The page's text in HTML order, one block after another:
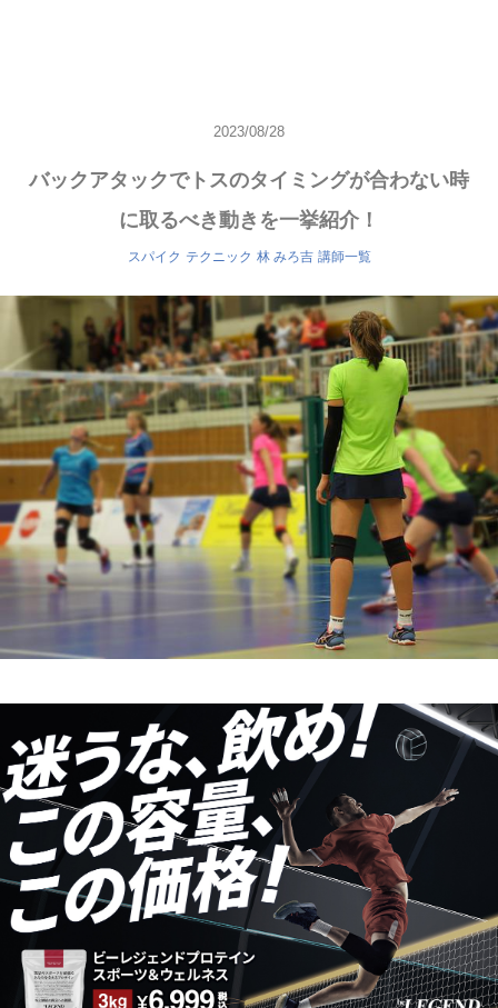
2023/08/28
バックアタックでトスのタイミングが合わない時
に取るべき動きを一挙紹介！
スパイク テクニック 林 みろ吉 講師一覧